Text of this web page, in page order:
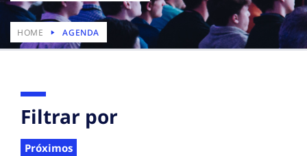
HOME AGENDA
Filtrar por
Próximos